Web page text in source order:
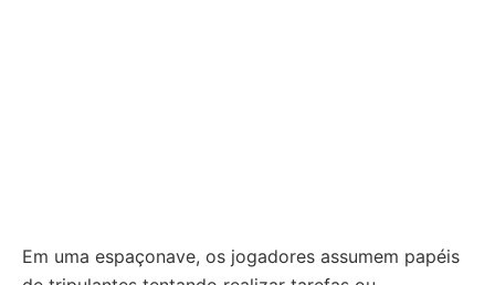
Em uma espaçonave, os jogadores assumem papéis